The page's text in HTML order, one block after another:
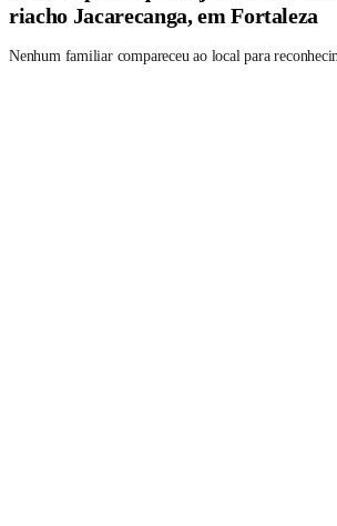
riacho Jacarecanga, em Fortaleza
Nenhum familiar compareceu ao local para